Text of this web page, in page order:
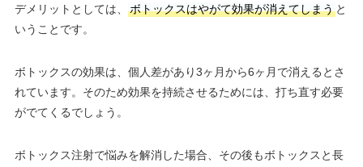
デメリットとしては、 ボトックスはやがて効果が消えてしまうと
いうことです。
ボトックスの効果は、個人差があり3ヶ月から6ヶ月で消えるとさ
れています。そのため効果を持続させるためには、打ち直す必要
がでてくるでしょう。
ボトックス注射で悩みを解消した場合、その後もボトックスと長